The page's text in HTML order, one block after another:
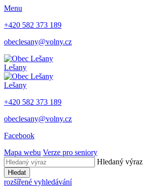
Menu
+420 582 373 189
obeclesany@volny.cz
Lešany
Lešany
+420 582 373 189
obeclesany@volny.cz
Facebook
Mapa webu Verze pro seniory
Hledaný výraz
Hledat
rozšířené vyhledávání